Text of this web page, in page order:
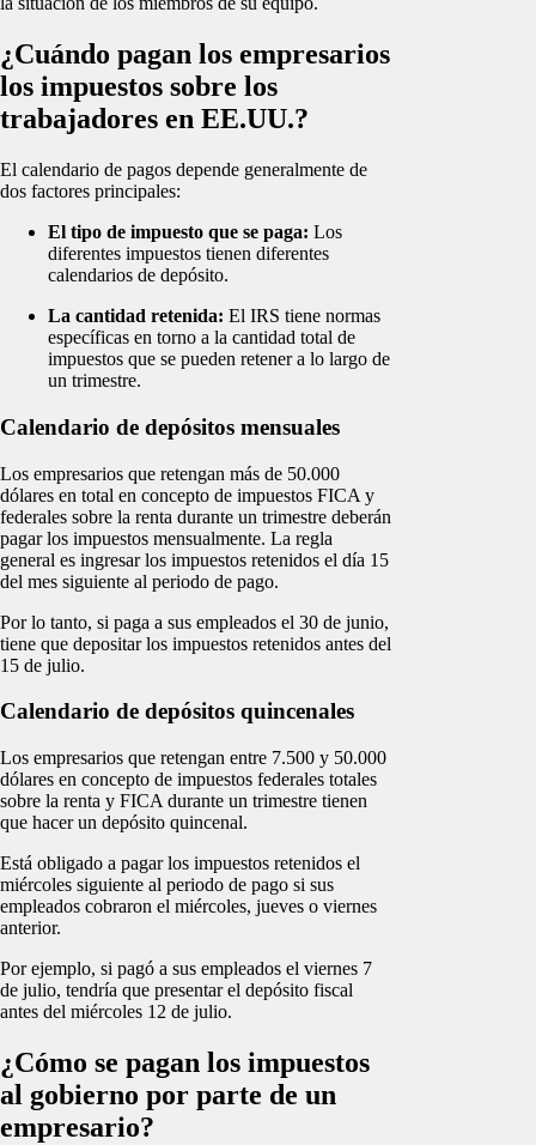
¿Cuándo pagan los empresarios
los impuestos sobre los
trabajadores en EE.UU.?
El calendario de pagos depende generalmente de
dos factores principales:
El tipo de impuesto que se paga: Los
diferentes impuestos tienen diferentes
calendarios de depósito.
La cantidad retenida: El IRS tiene normas
específicas en torno a la cantidad total de
impuestos que se pueden retener a lo largo de
un trimestre.
Calendario de depósitos mensuales
Los empresarios que retengan más de 50.000
dólares en total en concepto de impuestos FICA y
federales sobre la renta durante un trimestre deberán
pagar los impuestos mensualmente. La regla
general es ingresar los impuestos retenidos el día 15
del mes siguiente al periodo de pago.
Por lo tanto, si paga a sus empleados el 30 de junio,
tiene que depositar los impuestos retenidos antes del
15 de julio.
Calendario de depósitos quincenales
Los empresarios que retengan entre 7.500 y 50.000
dólares en concepto de impuestos federales totales
sobre la renta y FICA durante un trimestre tienen
que hacer un depósito quincenal.
Está obligado a pagar los impuestos retenidos el
miércoles siguiente al periodo de pago si sus
empleados cobraron el miércoles, jueves o viernes
anterior.
Por ejemplo, si pagó a sus empleados el viernes 7
de julio, tendría que presentar el depósito fiscal
antes del miércoles 12 de julio.
¿Cómo se pagan los impuestos
al gobierno por parte de un
empresario?